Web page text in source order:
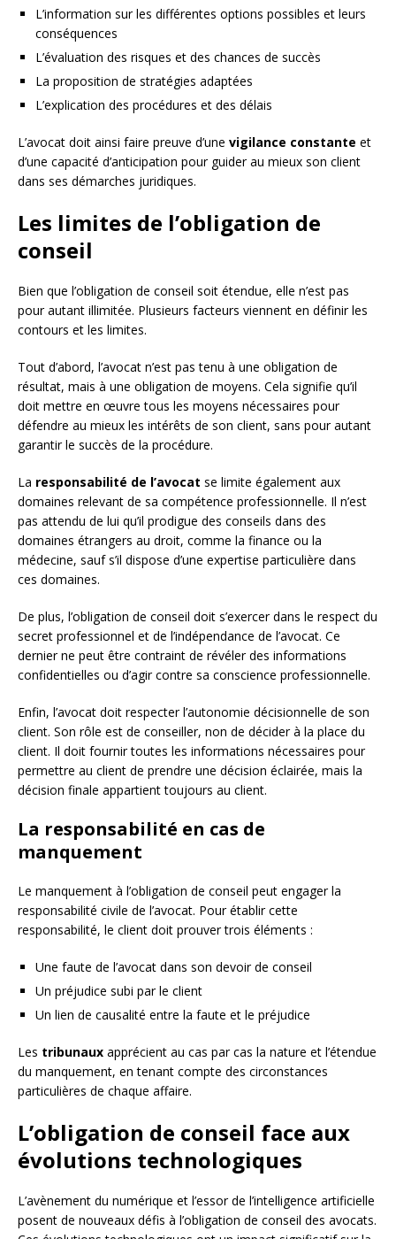
L’information sur les différentes options possibles et leurs
conséquences
L’évaluation des risques et des chances de succès
La proposition de stratégies adaptées
L’explication des procédures et des délais
L’avocat doit ainsi faire preuve d’une vigilance constante et
d’une capacité d’anticipation pour guider au mieux son client
dans ses démarches juridiques.
Les limites de l’obligation de
conseil
Bien que l’obligation de conseil soit étendue, elle n’est pas
pour autant illimitée. Plusieurs facteurs viennent en définir les
contours et les limites.
Tout d’abord, l’avocat n’est pas tenu à une obligation de
résultat, mais à une obligation de moyens. Cela signifie qu’il
doit mettre en œuvre tous les moyens nécessaires pour
défendre au mieux les intérêts de son client, sans pour autant
garantir le succès de la procédure.
La responsabilité de l’avocat se limite également aux
domaines relevant de sa compétence professionnelle. Il n’est
pas attendu de lui qu’il prodigue des conseils dans des
domaines étrangers au droit, comme la finance ou la
médecine, sauf s’il dispose d’une expertise particulière dans
ces domaines.
De plus, l’obligation de conseil doit s’exercer dans le respect du
secret professionnel et de l’indépendance de l’avocat. Ce
dernier ne peut être contraint de révéler des informations
confidentielles ou d’agir contre sa conscience professionnelle.
Enfin, l’avocat doit respecter l’autonomie décisionnelle de son
client. Son rôle est de conseiller, non de décider à la place du
client. Il doit fournir toutes les informations nécessaires pour
permettre au client de prendre une décision éclairée, mais la
décision finale appartient toujours au client.
La responsabilité en cas de
manquement
Le manquement à l’obligation de conseil peut engager la
responsabilité civile de l’avocat. Pour établir cette
responsabilité, le client doit prouver trois éléments :
Une faute de l’avocat dans son devoir de conseil
Un préjudice subi par le client
Un lien de causalité entre la faute et le préjudice
Les tribunaux apprécient au cas par cas la nature et l’étendue
du manquement, en tenant compte des circonstances
particulières de chaque affaire.
L’obligation de conseil face aux
évolutions technologiques
L’avènement du numérique et l’essor de l’intelligence artificielle
posent de nouveaux défis à l’obligation de conseil des avocats.